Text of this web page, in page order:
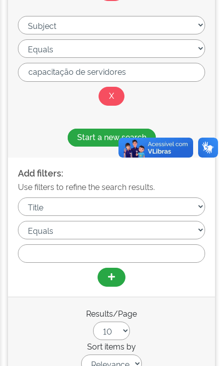
Start a new search
Add filters:
Use filters to refine the search results.
Results/Page
Sort items by